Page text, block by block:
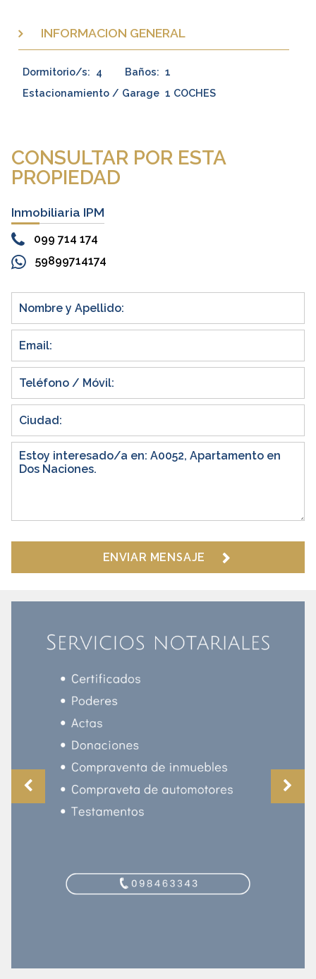
INFORMACION GENERAL
Dormitorio/s: 4 Baños: 1
Estacionamiento / Garage 1 COCHES
CONSULTAR POR ESTA
PROPIEDAD
Inmobiliaria IPM
099 714 174
59899714174
ENVIAR MENSAJE